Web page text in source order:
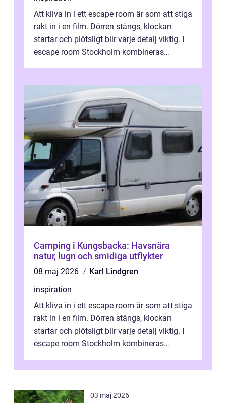
Att kliva in i ett escape room är som att stiga
rakt in i en film. Dörren stängs, klockan
startar och plötsligt blir varje detalj viktig. I
escape room Stockholm kombineras
Camping i Kungsbacka: Havsnära
natur, lugn och smidiga utflykter
08 maj 2026
Karl Lindgren
inspiration
Att kliva in i ett escape room är som att stiga
rakt in i en film. Dörren stängs, klockan
startar och plötsligt blir varje detalj viktig. I
escape room Stockholm kombineras
03 maj 2026